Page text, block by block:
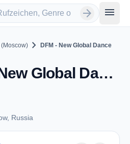
arrow_forward menu
(Moscow) chevron_right DFM - New Global Dance
DFM - New Global Dance - Москва (Moscow)
Russia